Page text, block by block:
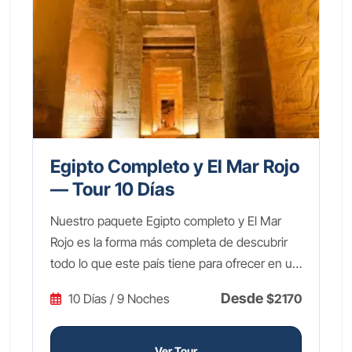
Egipto Completo y El Mar Rojo
— Tour 10 Días
Nuestro paquete Egipto completo y El Mar
Rojo es la forma más completa de descubrir
todo lo que este país tiene para ofrecer en un
con las icónicas Pirámides de Guiza, la
enigmática Esfinge y los tesoros del Gran
Museo Egipcio. Vuela después a Asuán para
10 Días / 9 Noches Desde $2170